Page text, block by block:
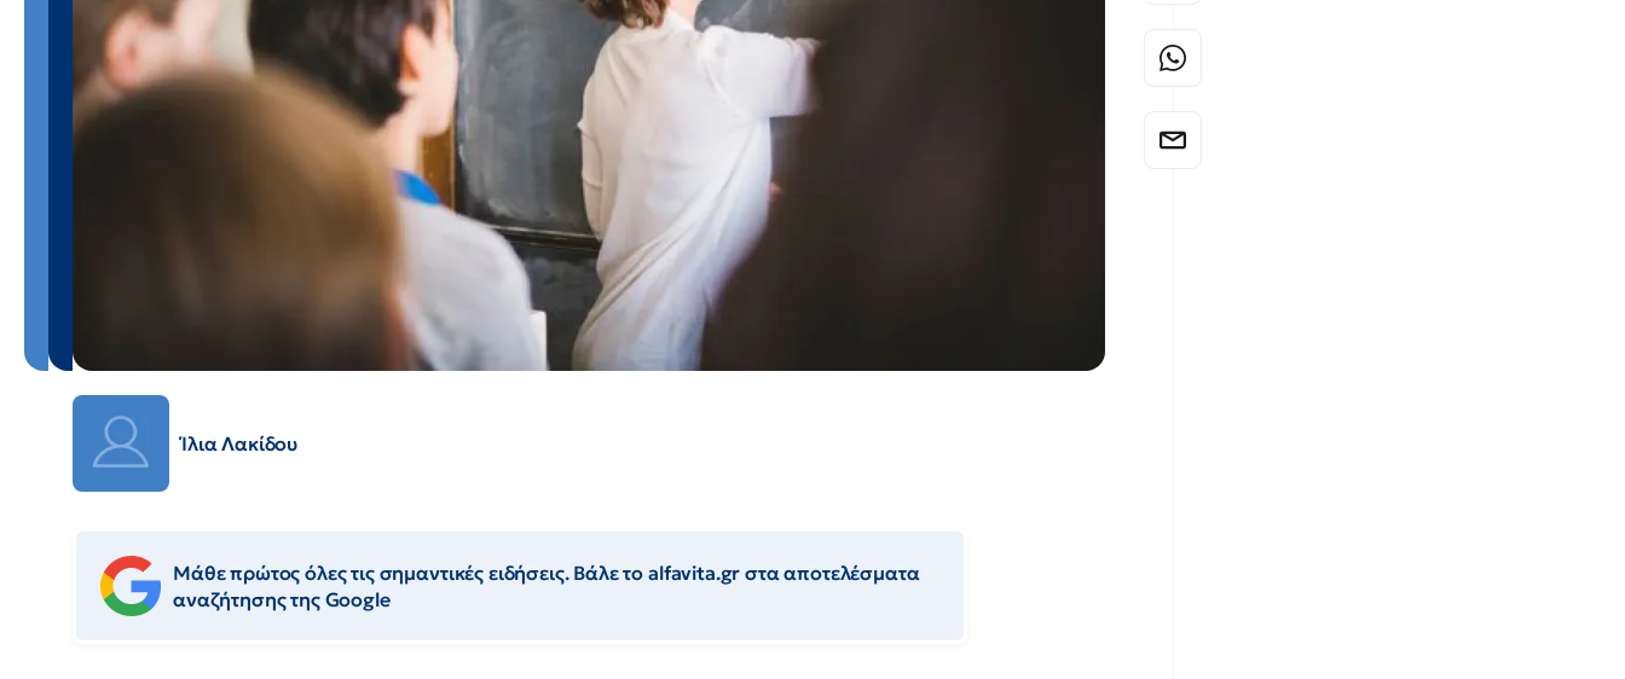
Ίλια Λακίδου
Μάθε πρώτος όλες τις σημαντικές ειδήσεις. Βάλε το alfavita.gr στα αποτελέσματα
αναζήτησης της Google